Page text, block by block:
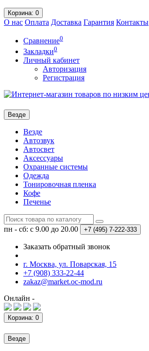
Корзина: 0
О нас Оплата Доставка Гарантия Контакты
Сравнение0
Закладки0
Личный кабинет
Авторизация
Регистрация
Везде
Везде
Автозвук
Автосвет
Аксессуары
Охранные системы
Одежда
Тонировочная пленка
Кофе
Печенье
пн - сб: с 9.00 до 20.00 +7 (495) 7-222-333
Заказать обратный звонок
г. Москва, ул. Поварская, 15
+7 (908) 333-22-44
zakaz@market.oc-mod.ru
Онлайн -
Корзина: 0
Везде